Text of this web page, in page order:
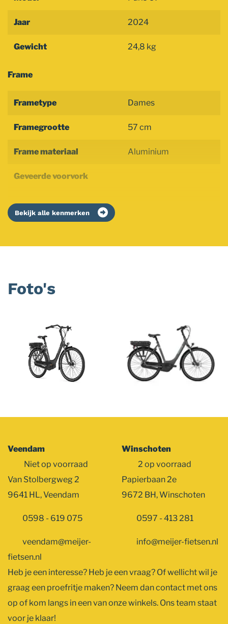
Jaar 2024
Gewicht 24,8 kg
Frame
Frametype Dames
Framegrootte 57 cm
Frame materiaal Aluminium
Geveerde voorvork
Bekijk alle kenmerken
Foto's
Veendam
Niet op voorraad
Van Stolbergweg 2
9641 HL, Veendam
0598 - 619 075
veendam@meijer-
fietsen.nl
Winschoten
2 op voorraad
Papierbaan 2e
9672 BH, Winschoten
0597 - 413 281
info@meijer-fietsen.nl
Heb je een interesse? Heb je een vraag? Of wellicht wil je
graag een proefritje maken? Neem dan contact met ons
op of kom langs in een van onze winkels. Ons team staat
voor je klaar!